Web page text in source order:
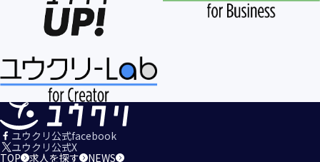
備のため
３．当社のサービスの運営・管理のため
４．当社のサービスに関するご案内、お問い合せ等への対応
５．当社、その他当社のサービスについての調査・データ集
積、改善、研究開発のため
６．当社がおすすめする商品・サービスなどのご案内を送
信・送付するため
７．当社とお客様の間での必要な連絡を行うため
８．当社のサービスに関する当社の規約、ポリシー等（以下
「規約等」といいます。）に違反する行為に対する対応のた
ユウクリ公式facebook
ユウクリ公式X
TOP 求人を探す NEWS